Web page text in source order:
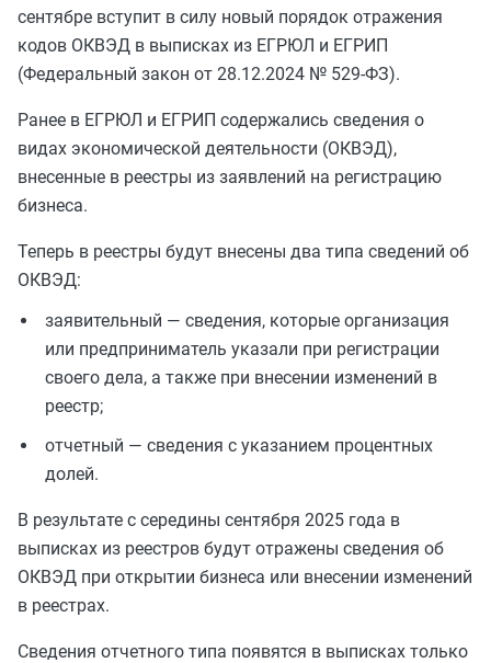
сентябре вступит в силу новый порядок отражения
кодов ОКВЭД в выписках из ЕГРЮЛ и ЕГРИП
(Федеральный закон от 28.12.2024 № 529-ФЗ).
Ранее в ЕГРЮЛ и ЕГРИП содержались сведения о
видах экономической деятельности (ОКВЭД),
внесенные в реестры из заявлений на регистрацию
бизнеса.
Теперь в реестры будут внесены два типа сведений об
ОКВЭД:
заявительный — сведения, которые организация
или предприниматель указали при регистрации
своего дела, а также при внесении изменений в
реестр;
отчетный — сведения с указанием процентных
долей.
В результате с середины сентября 2025 года в
выписках из реестров будут отражены сведения об
ОКВЭД при открытии бизнеса или внесении изменений
в реестрах.
Сведения отчетного типа появятся в выписках только